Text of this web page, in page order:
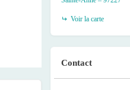
Voir la carte
Contact